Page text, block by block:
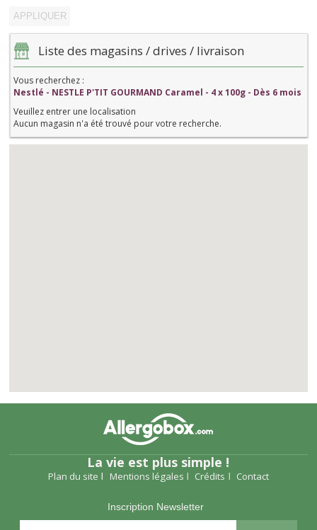
Liste des magasins / drives / livraison
Vous recherchez :
Nestlé - NESTLE P'TIT GOURMAND Caramel - 4 x 100g - Dès 6 mois
Veuillez entrer une localisation
Aucun magasin n'a été trouvé pour votre recherche.
La vie est plus simple !
Plan du site Mentions légales Crédits Contact
Inscription Newsletter